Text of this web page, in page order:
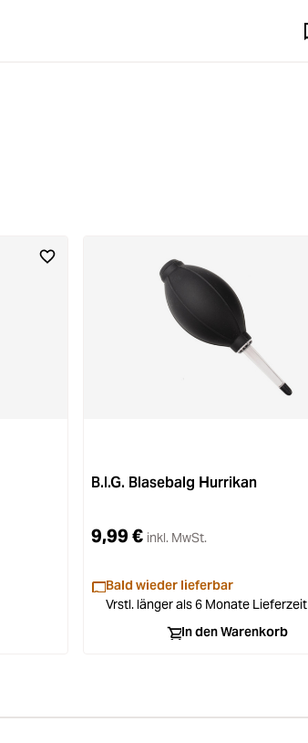
B.I.G. Blasebalg Hurrikan
9,99 € inkl. MwSt.
Bald wieder lieferbar
Vrstl. länger als 6 Monate Lieferzeit
In den Warenkorb